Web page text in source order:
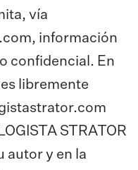
vía
información
confidencial. En
libremente
STRATOR
autor y en la